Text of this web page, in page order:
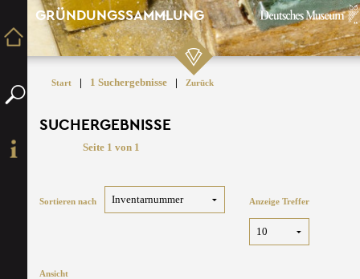
GRÜNDUNGSSAMMLUNG
Start | 1 Suchergebnisse | Zurück
SUCHERGEBNISSE
Seite 1 von 1
Sortieren nach Anzeige Treffer
Ansicht